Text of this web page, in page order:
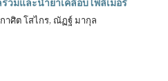
วมและน้ำยาเคลือบโพลิเมอร์
ศิต โสไกร, ณัฏฐ์​ มากุล